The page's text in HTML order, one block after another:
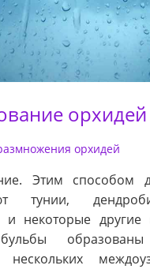
орхидей
орхидей
Этим способом
тунии,
и некоторые
нескольких